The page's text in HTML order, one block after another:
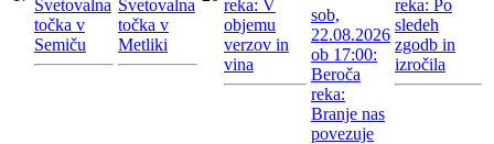
Svetovalna
točka v
Semiču
Svetovalna
točka v
Metliki
reka: V
objemu
verzov in
vina
sob,
22.08.2026
ob 17:00:
Beroča
reka:
Branje nas
povezuje
reka: Po
sledeh
zgodb in
izročila